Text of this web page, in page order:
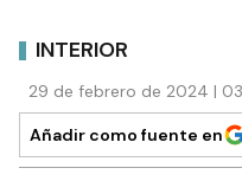
INTERIOR
29 de febrero de 2024 |
Añadir como fuente en